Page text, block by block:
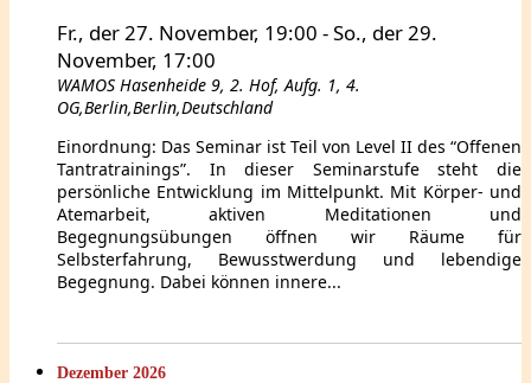
Fr., der 27. November, 19:00 -So., der 29.
November, 17:00
WAMOS Hasenheide 9, 2. Hof, Aufg. 1, 4.
OG,Berlin,Berlin,Deutschland
Einordnung: Das Seminar ist Teil von Level II des “Offenen
Tantratrainings”. In dieser Seminarstufe steht die
persönliche Entwicklung im Mittelpunkt. Mit Körper- und
Atemarbeit, aktiven Meditationen und
Begegnungsübungen öffnen wir Räume für
Selbsterfahrung, Bewusstwerdung und lebendige
Begegnung. Dabei können innere...
Dezember 2026